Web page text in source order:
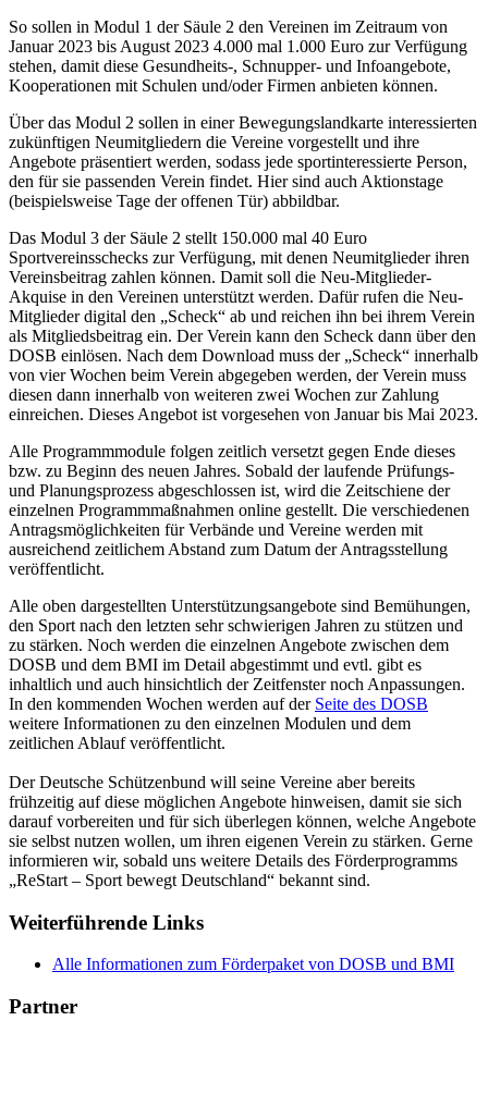
So sollen in Modul 1 der Säule 2 den Vereinen im Zeitraum von
Januar 2023 bis August 2023 4.000 mal 1.000 Euro zur Verfügung
stehen, damit diese Gesundheits-, Schnupper- und Infoangebote,
Kooperationen mit Schulen und/oder Firmen anbieten können.
Über das Modul 2 sollen in einer Bewegungslandkarte interessierten
zukünftigen Neumitgliedern die Vereine vorgestellt und ihre
Angebote präsentiert werden, sodass jede sportinteressierte Person,
den für sie passenden Verein findet. Hier sind auch Aktionstage
(beispielsweise Tage der offenen Tür) abbildbar.
Das Modul 3 der Säule 2 stellt 150.000 mal 40 Euro
Sportvereinsschecks zur Verfügung, mit denen Neumitglieder ihren
Vereinsbeitrag zahlen können. Damit soll die Neu-Mitglieder-
Akquise in den Vereinen unterstützt werden. Dafür rufen die Neu-
Mitglieder digital den „Scheck“ ab und reichen ihn bei ihrem Verein
als Mitgliedsbeitrag ein. Der Verein kann den Scheck dann über den
DOSB einlösen. Nach dem Download muss der „Scheck“ innerhalb
von vier Wochen beim Verein abgegeben werden, der Verein muss
diesen dann innerhalb von weiteren zwei Wochen zur Zahlung
einreichen. Dieses Angebot ist vorgesehen von Januar bis Mai 2023.
Alle Programmmodule folgen zeitlich versetzt gegen Ende dieses
bzw. zu Beginn des neuen Jahres. Sobald der laufende Prüfungs-
und Planungsprozess abgeschlossen ist, wird die Zeitschiene der
einzelnen Programmmaßnahmen online gestellt. Die verschiedenen
Antragsmöglichkeiten für Verbände und Vereine werden mit
ausreichend zeitlichem Abstand zum Datum der Antragsstellung
veröffentlicht.
Alle oben dargestellten Unterstützungsangebote sind Bemühungen,
den Sport nach den letzten sehr schwierigen Jahren zu stützen und
zu stärken. Noch werden die einzelnen Angebote zwischen dem
DOSB und dem BMI im Detail abgestimmt und evtl. gibt es
inhaltlich und auch hinsichtlich der Zeitfenster noch Anpassungen.
In den kommenden Wochen werden auf der Seite des DOSB
weitere Informationen zu den einzelnen Modulen und dem
zeitlichen Ablauf veröffentlicht.
Der Deutsche Schützenbund will seine Vereine aber bereits
frühzeitig auf diese möglichen Angebote hinweisen, damit sie sich
darauf vorbereiten und für sich überlegen können, welche Angebote
sie selbst nutzen wollen, um ihren eigenen Verein zu stärken. Gerne
informieren wir, sobald uns weitere Details des Förderprogramms
„ReStart – Sport bewegt Deutschland“ bekannt sind.
Weiterführende Links
Alle Informationen zum Förderpaket von DOSB und BMI
Partner